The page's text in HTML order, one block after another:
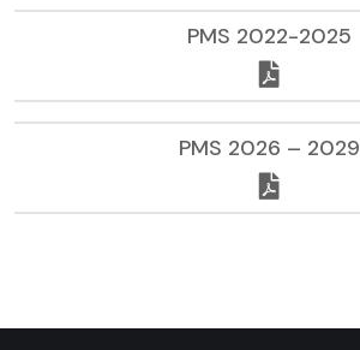
PMS 2022-2025
PMS 2026 – 2029